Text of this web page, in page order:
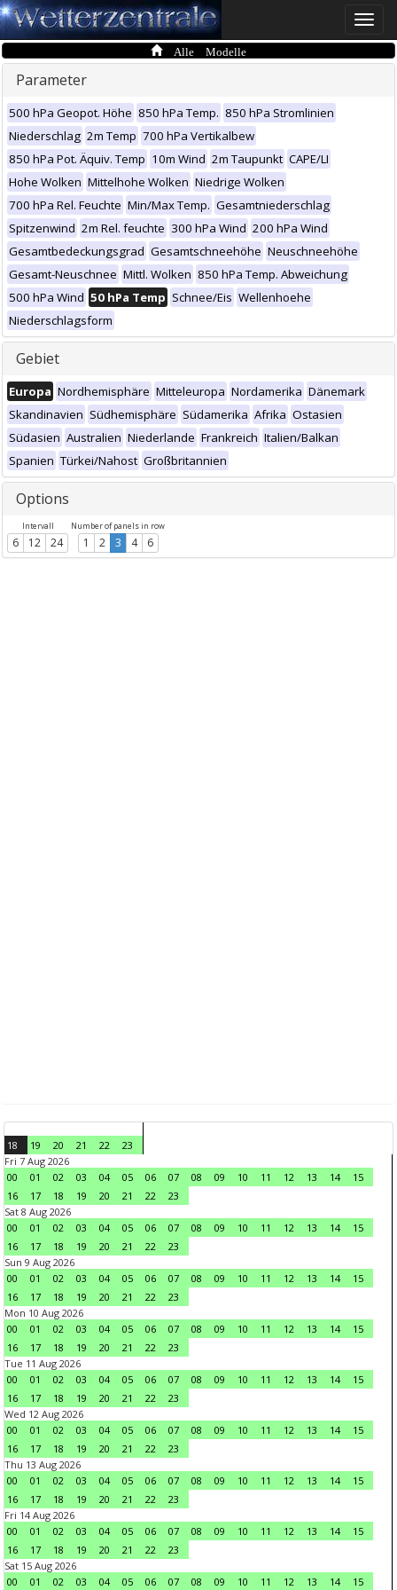
Toggle
Alle Modelle
Parameter
500 hPa Geopot. Höhe 850 hPa Temp. 850 hPa Stromlinien
Niederschlag 2m Temp 700 hPa Vertikalbew
850 hPa Pot. Äquiv. Temp 10m Wind 2m Taupunkt CAPE/LI
Hohe Wolken Mittelhohe Wolken Niedrige Wolken
700 hPa Rel. Feuchte Min/Max Temp. Gesamtniederschlag
Spitzenwind 2m Rel. feuchte 300 hPa Wind 200 hPa Wind
Gesamtbedeckungsgrad Gesamtschneehöhe Neuschneehöhe
Gesamt-Neuschnee Mittl. Wolken 850 hPa Temp. Abweichung
500 hPa Wind 50 hPa Temp Schnee/Eis Wellenhoehe
Niederschlagsform
Gebiet
Europa Nordhemisphäre Mitteleuropa Nordamerika Dänemark
Skandinavien Südhemisphäre Südamerika Afrika Ostasien
Südasien Australien Niederlande Frankreich Italien/Balkan
Spanien Türkei/Nahost Großbritannien
Options
Intervall
6 12 24
Number of panels in row
1 2 3 4 6
18 19 20 21 22
23
Fri 7 Aug 2026
00
01 02 03 04 05 06 07 08 09 10 11 12 13 14
15
16
17 18 19 20 21 22
23
Sat 8 Aug 2026
00
01 02 03 04 05 06 07 08 09 10 11 12 13 14
15
16
17 18 19 20 21 22
23
Sun 9 Aug 2026
00
01 02 03 04 05 06 07 08 09 10 11 12 13 14
15
16
17 18 19 20 21 22
23
Mon 10 Aug 2026
00
01 02 03 04 05 06 07 08 09 10 11 12 13 14
15
16
17 18 19 20 21 22
23
Tue 11 Aug 2026
00
01 02 03 04 05 06 07 08 09 10 11 12 13 14
15
16
17 18 19 20 21 22
23
Wed 12 Aug 2026
00
01 02 03 04 05 06 07 08 09 10 11 12 13 14
15
16
17 18 19 20 21 22
23
Thu 13 Aug 2026
00
01 02 03 04 05 06 07 08 09 10 11 12 13 14
15
16
17 18 19 20 21 22
23
Fri 14 Aug 2026
00
01 02 03 04 05 06 07 08 09 10 11 12 13 14
15
16
17 18 19 20 21 22
23
Sat 15 Aug 2026
00
01 02 03 04 05 06 07 08 09 10 11 12 13 14 15